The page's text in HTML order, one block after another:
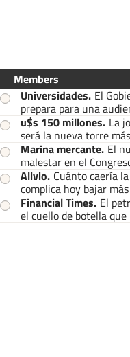
Members
Universidades. El
prepara para una
u$s 150 millones. La
será la nueva torre
Marina mercante. El
malestar en el
Alivio. Cuánto caería
complica hoy bajar
Financial Times. El
el cuello de botella